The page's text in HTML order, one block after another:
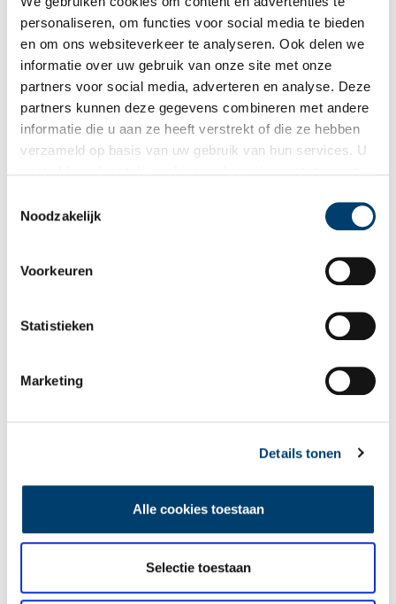
personaliseren, om functies voor social media te bieden
en om ons websiteverkeer te analyseren. Ook delen we
informatie over uw gebruik van onze site met onze
partners voor social media, adverteren en analyse. Deze
partners kunnen deze gegevens combineren met andere
informatie die u aan ze heeft verstrekt of die ze hebben
verzameld op basis van uw gebruik van hun services. U
Noodzakelijk
Voorkeuren
Statistieken
Marketing
Details tonen
Alle cookies toestaan
Selectie toestaan
Ontvang de nieuwsbrief
Wilt u op de hoogte blijven van de mooiste verhalen en het
laatste erfgoednieuws? Schrijf u dan nu in voor onze
wekelijkse nieuwsbrief!
Bij inschrijving gaat u akkoord met ons
Aanvullingen
Vink dit aan als u op de hoogte gehouden wil worden.